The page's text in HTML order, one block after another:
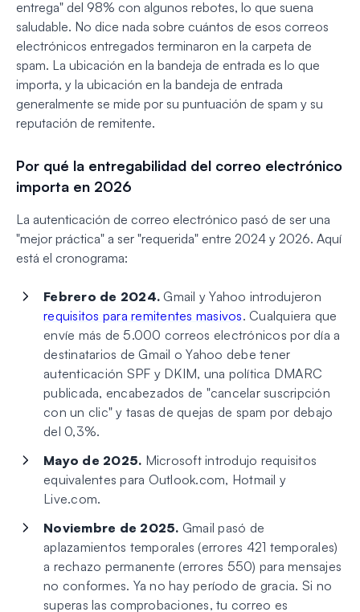
entrega" del 98% con algunos rebotes, lo que suena
saludable. No dice nada sobre cuántos de esos correos
electrónicos entregados terminaron en la carpeta de
spam. La ubicación en la bandeja de entrada es lo que
importa, y la ubicación en la bandeja de entrada
generalmente se mide por su puntuación de spam y su
reputación de remitente.
Por qué la entregabilidad del correo electrónico
importa en 2026
La autenticación de correo electrónico pasó de ser una
"mejor práctica" a ser "requerida" entre 2024 y 2026. Aquí
está el cronograma:
Febrero de 2024. Gmail y Yahoo introdujeron
requisitos para remitentes masivos. Cualquiera que
envíe más de 5.000 correos electrónicos por día a
destinatarios de Gmail o Yahoo debe tener
autenticación SPF y DKIM, una política DMARC
publicada, encabezados de "cancelar suscripción
con un clic" y tasas de quejas de spam por debajo
del 0,3%.
Mayo de 2025. Microsoft introdujo requisitos
equivalentes para Outlook.com, Hotmail y
Live.com.
Noviembre de 2025. Gmail pasó de
aplazamientos temporales (errores 421 temporales)
a rechazo permanente (errores 550) para mensajes
no conformes. Ya no hay período de gracia. Si no
superas las comprobaciones, tu correo es